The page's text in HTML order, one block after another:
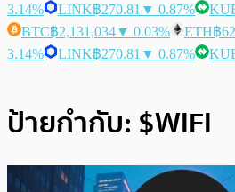
3.14%
LINK฿270.81 ▼ 0.87%
BTC฿2,131,034▼ 0.03% ETH฿
3.14%
LINK฿270.81 ▼ 0.87%
ป้ายกำกับ: $WIFI